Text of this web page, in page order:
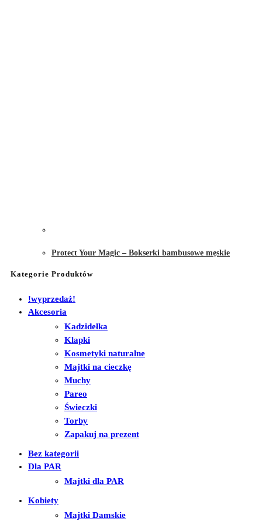
Protect Your Magic – Bokserki bambusowe męskie
Kategorie Produktów
!wyprzedaż!
Akcesoria
Kadzidełka
Klapki
Kosmetyki naturalne
Majtki na cieczkę
Muchy
Pareo
Świeczki
Torby
Zapakuj na prezent
Bez kategorii
Dla PAR
Majtki dla PAR
Kobiety
Majtki Damskie